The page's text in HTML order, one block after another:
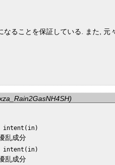
ることを保証している. また,
intent(in)
乱成分
intent(in)
乱成分